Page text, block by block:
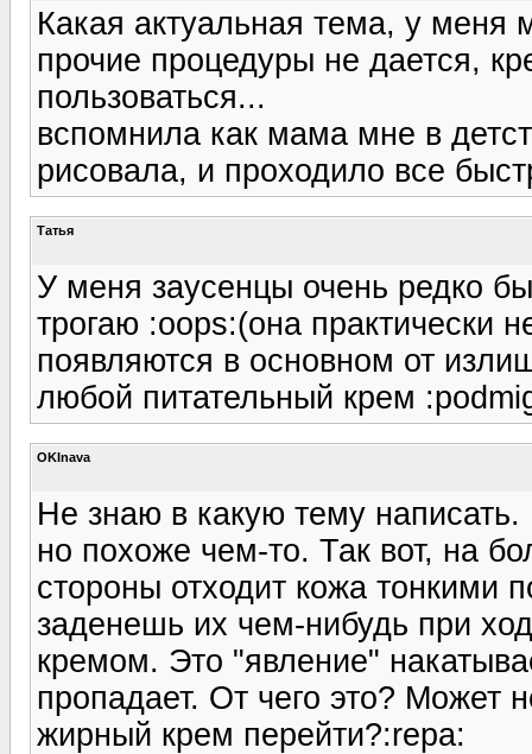
Какая актуальная тема, у меня
прочие процедуры не дается,
пользоваться...
вспомнила как мама мне в
рисовала, и проходило все
Татья
У меня заусенцы очень редко
трогаю :oops:(она практически
появляются в основном от
любой питательный крем
OKInava
Не знаю в какую тему
но похоже чем-то. Так вот, на
стороны отходит кожа тонкими
заденешь их чем-нибудь при
кремом. Это "явление"
пропадает. От чего это? Может
жирный крем перейти?:repa: